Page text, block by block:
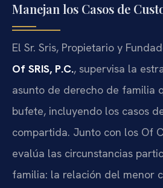
Manejan los Casos de
El Sr. Sris, Propietario y
Of SRIS, P.C., supervisa la
asunto de derecho de familia
bufete, incluyendo los casos
compartida. Junto con los Of
evalúa las circunstancias
familia: la relación del menor